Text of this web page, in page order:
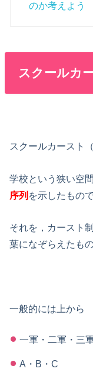
のか考えよう
スクールカ
スクールカースト
学校という狭い空
序列 を示したもの
それを，カースト
葉になぞらえたも
一般的には上から
一軍・二軍・三
A・B・C